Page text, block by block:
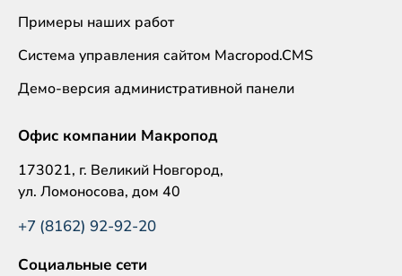
Примеры наших работ
Система управления сайтом Macropod.CMS
Демо-версия административной панели
Офис компании Макропод
173021, г. Великий Новгород,
ул. Ломоносова, дом 40
+7 (8162) 92-92-20
Социальные сети